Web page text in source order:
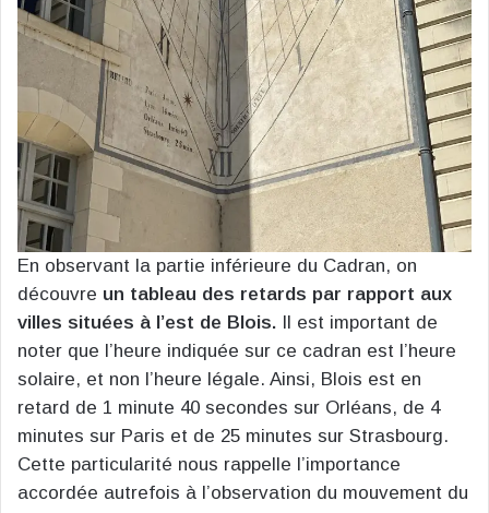
En observant la partie inférieure du Cadran, on
découvre un tableau des retards par rapport aux
villes situées à l’est de Blois. Il est important de
noter que l’heure indiquée sur ce cadran est l’heure
solaire, et non l’heure légale. Ainsi, Blois est en
retard de 1 minute 40 secondes sur Orléans, de 4
minutes sur Paris et de 25 minutes sur Strasbourg.
Cette particularité nous rappelle l’importance
accordée autrefois à l’observation du mouvement du